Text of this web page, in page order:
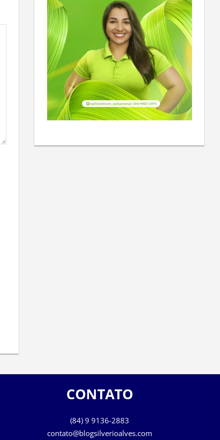
CONTATO
(84) 9 9136-2883
contato@blogsilverioalves.com